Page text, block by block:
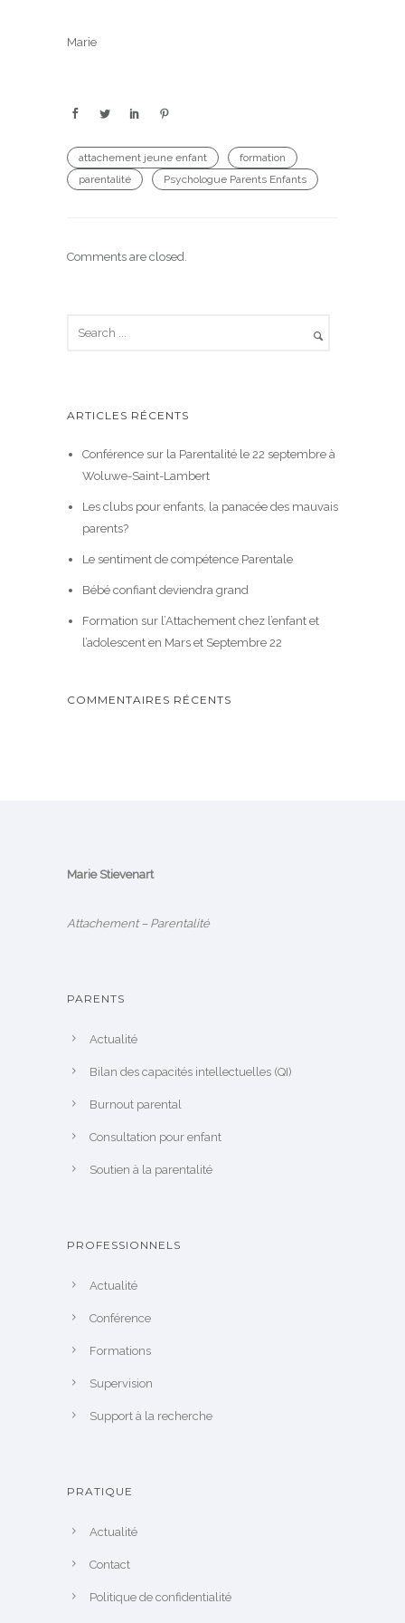
Marie
attachement jeune enfant
formation
parentalité
Psychologue Parents Enfants
Comments are closed.
ARTICLES RÉCENTS
Conférence sur la Parentalité le 22 septembre à
Woluwe-Saint-Lambert
Les clubs pour enfants, la panacée des mauvais
parents?
Le sentiment de compétence Parentale
Bébé confiant deviendra grand
Formation sur l’Attachement chez l’enfant et
l’adolescent en Mars et Septembre 22
COMMENTAIRES RÉCENTS
Marie Stievenart
Attachement – Parentalité
PARENTS
Actualité
Bilan des capacités intellectuelles (QI)
Burnout parental
Consultation pour enfant
Soutien à la parentalité
PROFESSIONNELS
Actualité
Conférence
Formations
Supervision
Support à la recherche
PRATIQUE
Actualité
Contact
Politique de confidentialité